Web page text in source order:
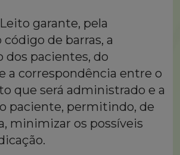
garante, pela
de barras, a
dos pacientes, do
a correspondência entre o
que será administrado e a
paciente, permitindo, de
minimizar os possíveis